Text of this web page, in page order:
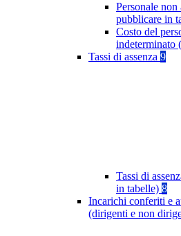
Personale
pubblicare in
Costo del
indeterminato
Tassi di assenza 9
Tassi di
in tabelle) 8
Incarichi conferiti e
(dirigenti e non